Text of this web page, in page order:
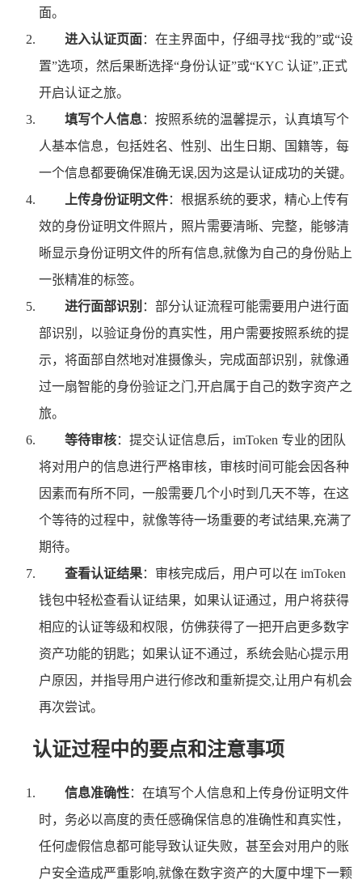
面。
进入认证页面：在主界面中，仔细寻找“我的”或“设
置”选项，然后果断选择“身份认证”或“KYC 认证”,正式
开启认证之旅。
填写个人信息：按照系统的温馨提示，认真填写个
人基本信息，包括姓名、性别、出生日期、国籍等，每
一个信息都要确保准确无误,因为这是认证成功的关键。
上传身份证明文件：根据系统的要求，精心上传有
效的身份证明文件照片，照片需要清晰、完整，能够清
晰显示身份证明文件的所有信息,就像为自己的身份贴上
一张精准的标签。
进行面部识别 ：部分认证流程可能需要用户进行面
部识别，以验证身份的真实性，用户需要按照系统的提
示，将面部自然地对准摄像头，完成面部识别，就像通
过一扇智能的身份验证之门,开启属于自己的数字资产之
旅。
等待审核：提交认证信息后，imToken 专业的团队
将对用户的信息进行严格审核，审核时间可能会因各种
因素而有所不同，一般需要几个小时到几天不等，在这
个等待的过程中，就像等待一场重要的考试结果,充满了
期待。
查看认证结果：审核完成后，用户可以在 imToken
钱包中轻松查看认证结果，如果认证通过，用户将获得
相应的认证等级和权限，仿佛获得了一把开启更多数字
资产功能的钥匙；如果认证不通过，系统会贴心提示用
户原因，并指导用户进行修改和重新提交,让用户有机会
再次尝试。
认证过程中的要点和注意事项
信息准确性：在填写个人信息和上传身份证明文件
时，务必以高度的责任感确保信息的准确性和真实性，
任何虚假信息都可能导致认证失败，甚至会对用户的账
户安全造成严重影响,就像在数字资产的大厦中埋下一颗